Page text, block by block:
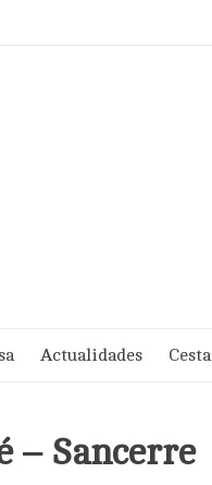
Actualidades Cesta
– Sancerre